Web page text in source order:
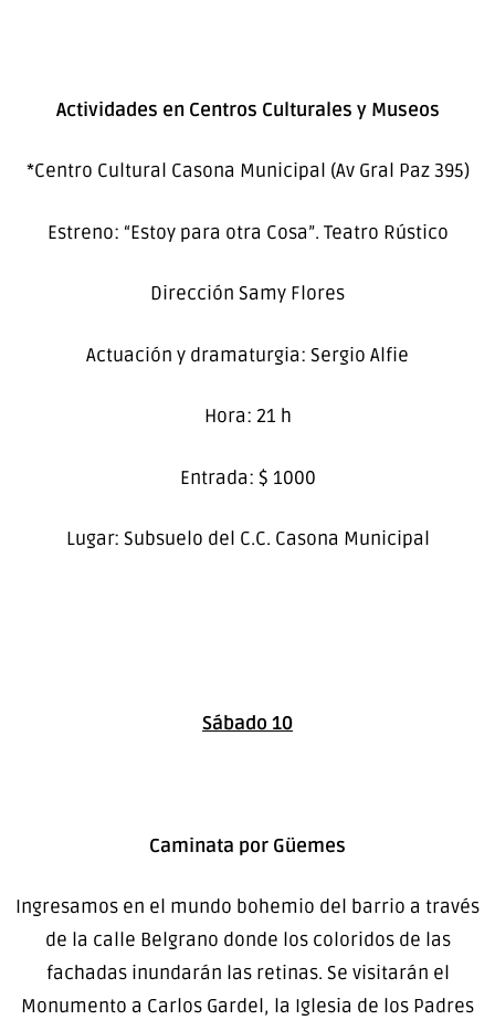
Actividades en Centros Culturales y Museos
*Centro Cultural Casona Municipal (Av Gral Paz 395)
Estreno: “Estoy para otra Cosa”. Teatro Rústico
Dirección Samy Flores
Actuación y dramaturgia: Sergio Alfie
Hora: 21 h
Entrada: $ 1000
Lugar: Subsuelo del C.C. Casona Municipal
Sábado 10
Caminata por Güemes
Ingresamos en el mundo bohemio del barrio a través
de la calle Belgrano donde los coloridos de las
fachadas inundarán las retinas. Se visitarán el
Monumento a Carlos Gardel, la Iglesia de los Padres